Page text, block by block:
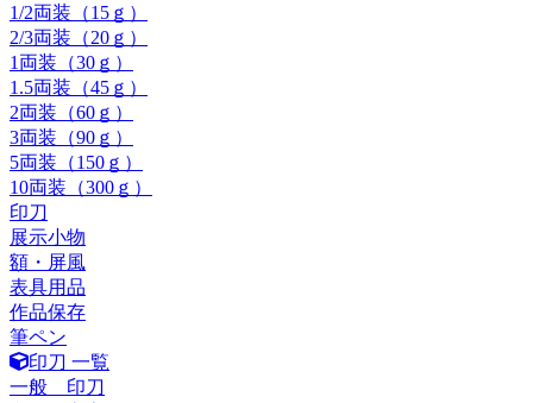
1/2両装（15ｇ）
2/3両装（20ｇ）
1両装（30ｇ）
1.5両装（45ｇ）
2両装（60ｇ）
3両装（90ｇ）
5両装（150ｇ）
10両装（300ｇ）
印刀
展示小物
額・屏風
表具用品
作品保存
筆ペン
印刀 一覧
一般 印刀